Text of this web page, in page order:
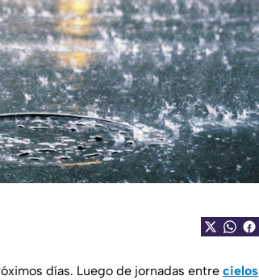
días. Luego de jornadas entre cielos